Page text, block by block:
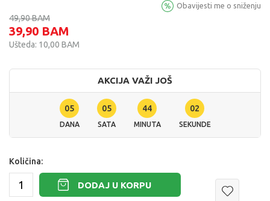
49,90BAM
39,90 BAM
Ušteda: 10,00 BAM
Obavijesti me o sniženju
AKCIJA VAŽI JOŠ
05
DANA
05
SATA
44
MINUTA
01
SEKUNDI
Količina:
DODAJ U KORPU